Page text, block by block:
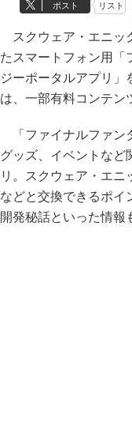
ポスト リスト
スクウェア・エニッ
たスマートフォン用「
ジーポータルアプリ」
は、一部有料コンテン
「ファイナルファン
グッズ、イベントなど
リ。スクウェア・エ
などと交換できるポイ
開発秘話といった情報